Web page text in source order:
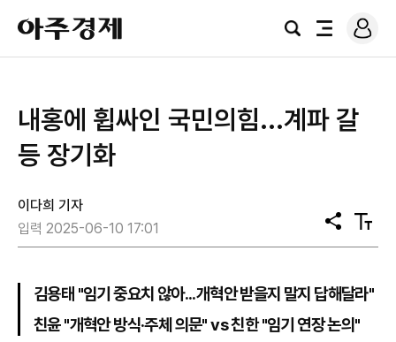
아
주
경
검
전
로
그
내홍에 휩싸인 국민의힘...계파 갈
등 장기화
이다희 기자
입력 2025-06-10 17:01
공
유
텍
스
기
김용태 "임기 중요치 않아...개혁안 받을지 말지 답해달라"
친윤 "개혁안 방식·주체 의문" vs 친한 "임기 연장 논의"